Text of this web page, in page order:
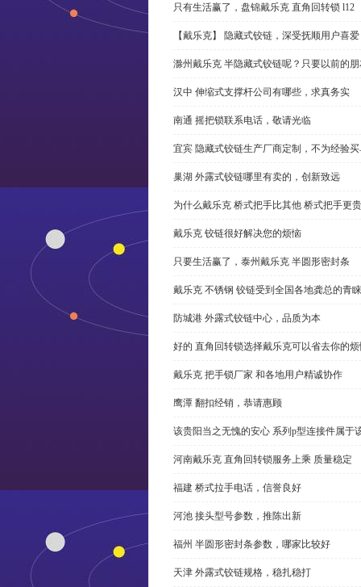
只有生活赢了，盘锦戴乐克 直角回转锁 l12
【戴乐克】 隐藏式铰链，深受抚顺用户喜
滁州戴乐克 半隐藏式铰链呢？只要以前的
汉中 伸缩式支撑杆公司有哪些，求真务实
南通 摇把锁联系电话，敬请光临
宜宾 隐藏式铰链生产厂商定制，不为经验
巢湖 外露式铰链哪里有卖的，创新致远
为什么戴乐克 桥式把手比其他 桥式把手更
戴乐克 铰链很好解决您的烦恼
只要生活赢了，泰州戴乐克 半圆形密封条
戴乐克 不锈钢 铰链受到全国各地龚总的青睐
防城港 外露式铰链中心，品质为本
好的 直角回转锁选择戴乐克可以省去你的
戴乐克 把手锁厂家 和各地用户精诚协作
鹰潭 翻扣经销，恭请惠顾
该贵阳当之无愧的安心 系列p型连接件属于
河南戴乐克 直角回转锁服务上乘 质量稳定
福建 桥式拉手电话，信誉良好
河池 接头型号参数，推陈出新
福州 半圆形密封条参数，哪家比较好
天津 外露式铰链规格，稳扎稳打